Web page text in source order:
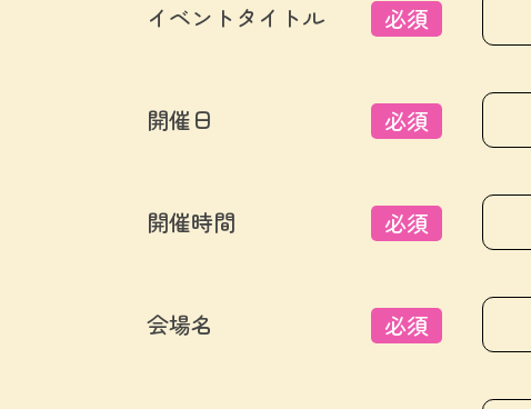
イベントタイトル 必須
開催日 必須
開催時間 必須
会場名 必須